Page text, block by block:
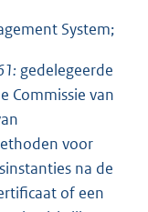
System;
gedelegeerde
Commissie van
voor
na de
of een